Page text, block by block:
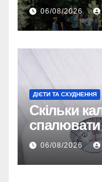
06/08/2026
ДІЄТИ ТА СХУДНЕННЯ
Скільки
TDEE і
06/08/2026